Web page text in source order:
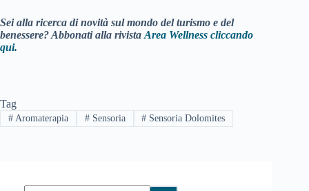
Sei alla ricerca di novità sul mondo del turismo e del
benessere? Abbonati alla rivista Area Wellness cliccando
qui.
Tag
#Aromaterapia #Sensoria # Sensoria Dolomites